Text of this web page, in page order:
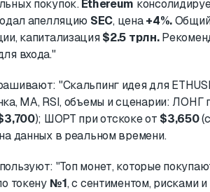
покупок.Ethereum
апелляцию SEC, цена+4%.
капитализация$2.5 трлн.
входа."
"Скальпинг идея для
MA, RSI, объемы и сценарии: ЛОНГ
); ШОРТ при отскоке от $3,650
данных в реальном времени.
"Топ монет, которые
токену №1, с сентиментом, рисками